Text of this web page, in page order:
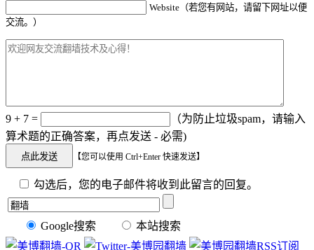
Website（若您有网站，请留下网址以便
交流。）
9 + 7 =
（为防止垃圾spam，请输入
算术题的正确答案，再点发送 - 必需)
【您可以使用 Ctrl+Enter 快速发送】
勾选后，您的电子邮件将收到此留言的回复。
Google搜索 本站搜索